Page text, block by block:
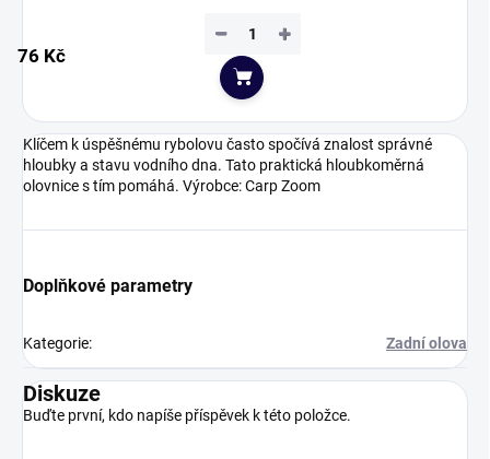
76 Kč
+
−
Do košíku
Klíčem k úspěšnému rybolovu často spočívá znalost správné
hloubky a stavu vodního dna. Tato praktická hloubkoměrná
olovnice s tím pomáhá. Výrobce: Carp Zoom
Doplňkové parametry
Kategorie: Zadní olova
Diskuze
Buďte první, kdo napíše příspěvek k této položce.